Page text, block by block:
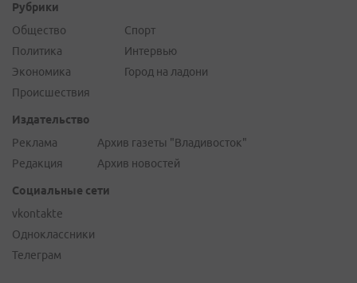
Рубрики
Общество
Политика
Экономика
Происшествия
Спорт
Интервью
Город на ладони
Издательство
Реклама
Редакция
Архив газеты "Владивосток"
Архив новостей
Социальные сети
vkontakte
Одноклассники
Телеграм